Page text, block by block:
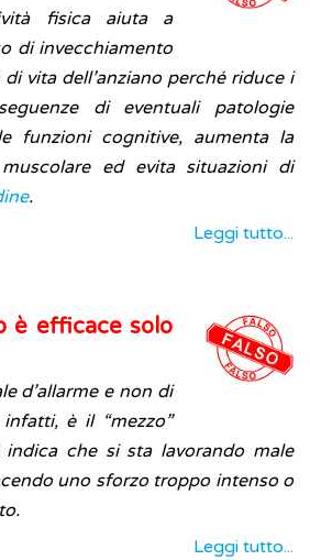
fisica aiuta a
di invecchiamento
vita dell’anziano perché riduce i
di eventuali patologie
funzioni cognitive, aumenta la
ed evita situazioni di
.
Leggi tutto...
è efficace solo
d’allarme e non di
è il “mezzo”
che si sta lavorando male
uno sforzo troppo intenso o
Leggi tutto...